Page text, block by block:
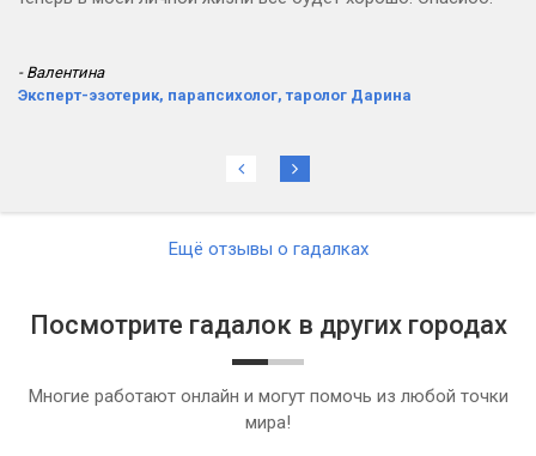
- Валентина
Эксперт-эзотерик, парапсихолог, таролог Дарина
Ещё отзывы о гадалках
Посмотрите гадалок в других городах
Многие работают онлайн и могут помочь из любой точки
мира!